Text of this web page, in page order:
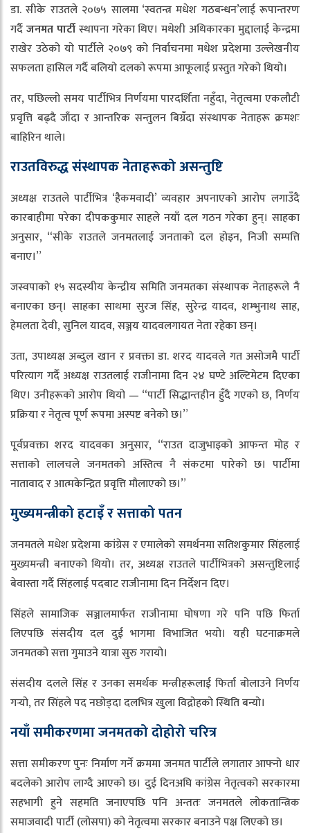
डा. सीके राउतले २०७५ सालमा ‘स्वतन्त्र मधेश गठबन्धन’लाई रूपान्तरण
गर्दैजनमत पार्टीस्थापना गरेका थिए। मधेशी अधिकारका मुद्दालाई केन्द्रमा
राखेर उठेको यो पार्टीले २०७९ को निर्वाचनमा मधेश प्रदेशमा उल्लेखनीय
सफलता हासिल गर्दै बलियो दलको रूपमा आफूलाई प्रस्तुत गरेको थियो।
तर, पछिल्लो समय पार्टीभित्र निर्णयमा पारदर्शिता नहुँदा, नेतृत्वमा एकलौटी
प्रवृत्ति बढ्दै जाँदा र आन्तरिक सन्तुलन बिग्रँदा संस्थापक नेताहरू क्रमशः
बाहिरिन थाले।
राउतविरुद्ध संस्थापक नेताहरूको असन्तुष्टि
अध्यक्ष राउतले पार्टीभित्र ‘हैकमवादी’ व्यवहार अपनाएको आरोप लगाउँदै
कारबाहीमा परेका दीपककुमार साहले नयाँ दल गठन गरेका हुन्। साहका
अनुसार, “सीके राउतले जनमतलाई जनताको दल होइन, निजी सम्पत्ति
बनाए।”
जस्वपाको १५ सदस्यीय केन्द्रीय समिति जनमतका संस्थापक नेताहरूले नै
बनाएका छन्। साहका साथमा सुरज सिंह, सुरेन्द्र यादव, शम्भुनाथ साह,
हेमलता देवी, सुनिल यादव, सञ्जय यादवलगायत नेता रहेका छन्।
उता, उपाध्यक्ष अब्दुल खान र प्रवक्ता डा. शरद यादवले गत असोजमै पार्टी
परित्याग गर्दै अध्यक्ष राउतलाई राजीनामा दिन २४ घण्टे अल्टिमेटम दिएका
थिए। उनीहरूको आरोप थियो — “पार्टी सिद्धान्तहीन हुँदै गएको छ, निर्णय
प्रक्रिया र नेतृत्व पूर्ण रूपमा अस्पष्ट बनेको छ।”
पूर्वप्रवक्ता शरद यादवका अनुसार, “राउत दाजुभाइको आफन्त मोह र
सत्ताको लालचले जनमतको अस्तित्व नै संकटमा पारेको छ। पार्टीमा
नातावाद र आत्मकेन्द्रित प्रवृत्ति मौलाएको छ।”
मुख्यमन्त्रीको हटाइँ र सत्ताको पतन
जनमतले मधेश प्रदेशमा कांग्रेस र एमालेको समर्थनमा सतिशकुमार सिंहलाई
मुख्यमन्त्री बनाएको थियो। तर, अध्यक्ष राउतले पार्टीभित्रको असन्तुष्टिलाई
बेवास्ता गर्दै सिंहलाई पदबाट राजीनामा दिन निर्देशन दिए।
सिंहले सामाजिक सञ्जालमार्फत राजीनामा घोषणा गरे पनि पछि फिर्ता
लिएपछि संसदीय दल दुई भागमा विभाजित भयो। यही घटनाक्रमले
जनमतको सत्ता गुमाउने यात्रा सुरु गरायो।
संसदीय दलले सिंह र उनका समर्थक मन्त्रीहरूलाई फिर्ता बोलाउने निर्णय
गर्‍यो, तर सिंहले पद नछोड्दा दलभित्र खुला विद्रोहको स्थिति बन्यो।
नयाँ समीकरणमा जनमतको दोहोरो चरित्र
सत्ता समीकरण पुनः निर्माण गर्ने क्रममा जनमत पार्टीले लगातार आफ्नो धार
बदलेको आरोप लाग्दै आएको छ। दुई दिनअघि कांग्रेस नेतृत्वको सरकारमा
सहभागी हुने सहमति जनाएपछि पनि अन्ततः जनमतले लोकतान्त्रिक
समाजवादी पार्टी (लोसपा) को नेतृत्वमा सरकार बनाउने पक्ष लिएको छ।